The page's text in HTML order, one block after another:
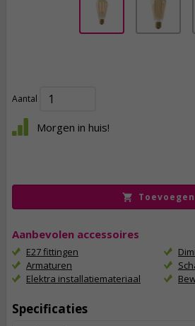
Aantal
Morgen in huis!
Toevoegen
Aanbevolen accessoires
E27 fittingen
Armaturen
Elektra installatiemateriaal
Specificaties